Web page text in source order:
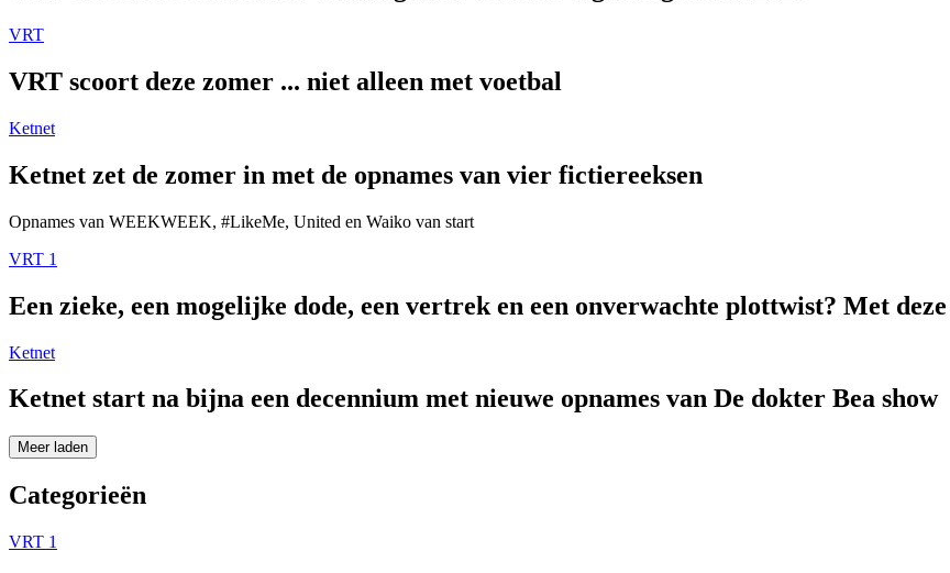
VRT
VRT scoort deze zomer ... niet alleen met voetbal
Ketnet
Ketnet zet de zomer in met de opnames van vier fictiereeksen
Opnames van WEEKWEEK, #LikeMe, United en Waiko van start
VRT 1
Een zieke, een mogelijke dode, een vertrek en een onverwachte plottwist? Met
Ketnet
Ketnet start na bijna een decennium met nieuwe opnames van De dokter Bea show
Meer laden
Categorieën
VRT 1